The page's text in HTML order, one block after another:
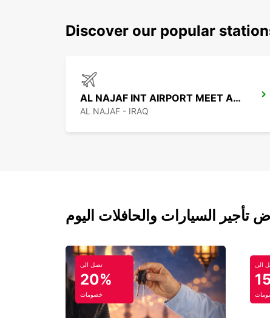
Discover our popular
AL NAJAF INT AIRPORT MEET AND GREET
AL NAJAF - IRAQ
تصل الى
20%
خصومات
الى